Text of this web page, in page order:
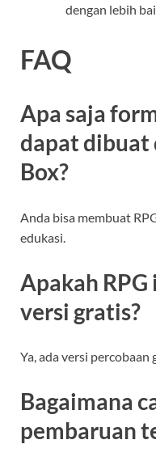
dengan lebih
FAQ
Apa saja
dapat dibuat
Box?
Anda bisa membuat
edukasi.
Apakah
versi gratis?
Ya, ada versi
Bagaimana
pembaruan